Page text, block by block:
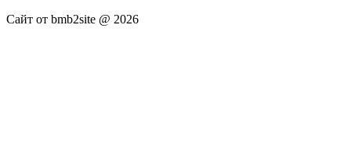
Сайт от bmb2site @ 2026